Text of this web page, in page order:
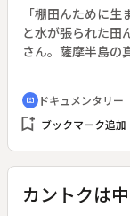
カ人でありなが
されサンフランシ
イバは「自分は米
刑務所に服役する
ージに渡る当時の
陥れたのか。日米
「棚田んために
と水が張られた田
さん。薩摩半島の
◆標高３２５メー
中でもひときわ目
ある田んぼだ。蛇
面にレンゲの花が
がつくる芸術品の
右衛門という農夫
さんの祖父・喜次
cinematic_blur ドキュメンタリー
bookmark_add ブックマーク追加
カントクは